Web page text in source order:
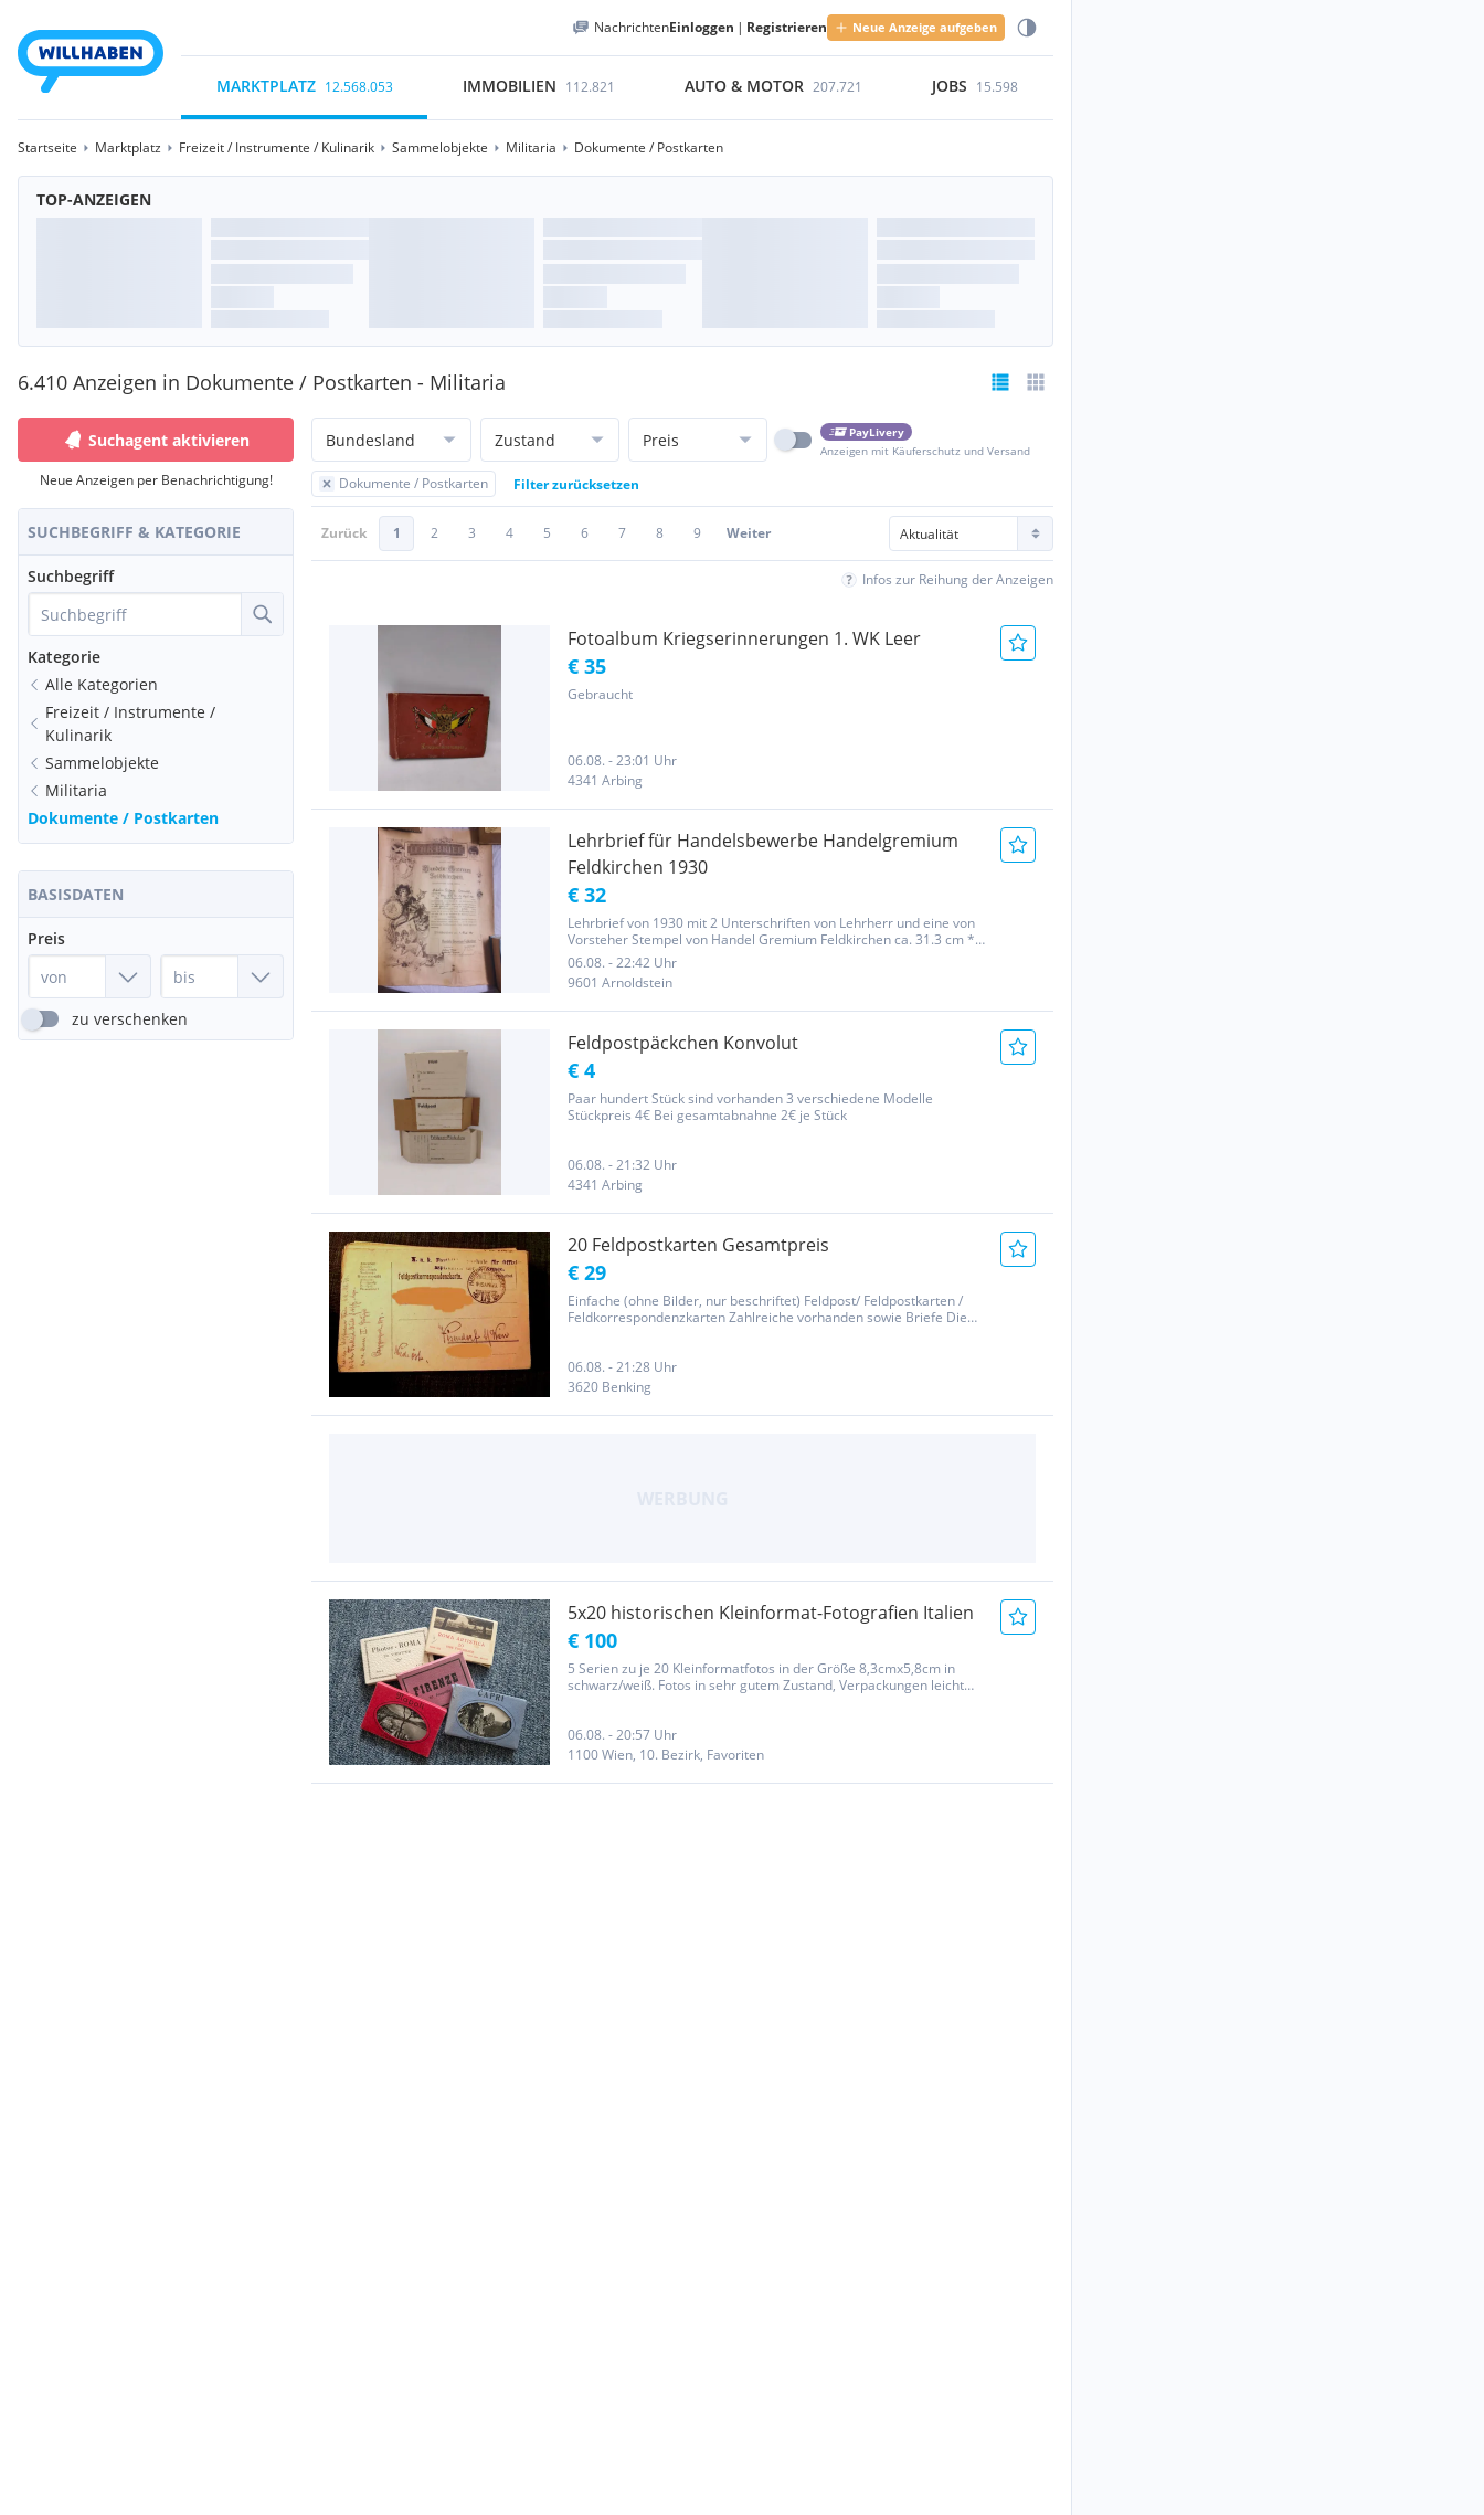
NachrichtenEinloggen | Registrieren Neue Anzeige aufgeben
MARKTPLATZ 12.568.053 IMMOBILIEN 112.821 AUTO & MOTOR 207.721 JOBS 15.598
Startseite Marktplatz Freizeit / Instrumente / Kulinarik Sammelobjekte Militaria Dokumente / Postkarten
TOP-ANZEIGEN
6.410 Anzeigen in Dokumente / Postkarten - Militaria
Suchagent aktivieren
Neue Anzeigen per Benachrichtigung!
SUCHBEGRIFF & KATEGORIE
Suchbegriff
Kategorie
Alle Kategorien
Freizeit / Instrumente /
Kulinarik
Sammelobjekte
Militaria
Dokumente / Postkarten
BASISDATEN
Preis
zu verschenken
Bundesland Zustand Preis
PayLivery
Anzeigen mit Käuferschutz und Versand
Dokumente / Postkarten Filter zurücksetzen
Zurück 1 2 3 4 5 6 7 8 9 Weiter
Infos zur Reihung der Anzeigen
Fotoalbum Kriegserinnerungen 1. WK Leer
€ 35
Gebraucht
06.08. - 23:01 Uhr
4341 Arbing
Lehrbrief für Handelsbewerbe Handelgremium
Feldkirchen 1930
€ 32
Lehrbrief von 1930 mit 2 Unterschriften von Lehrherr und eine von
Vorsteher Stempel von Handel Gremium Feldkirchen ca. 31.3 cm *
ca. 42 cm groß Dieses Dokument ist gerollt Der Versand für
innerhalb Österreich kostet 5 Euro Keine Garantie, Haftung,...
06.08. - 22:42 Uhr
9601 Arnoldstein
Feldpostpäckchen Konvolut
€ 4
Paar hundert Stück sind vorhanden 3 verschiedene Modelle
Stückpreis 4€ Bei gesamtabnahne 2€ je Stück
06.08. - 21:32 Uhr
4341 Arbing
20 Feldpostkarten Gesamtpreis
€ 29
Einfache (ohne Bilder, nur beschriftet) Feldpost/ Feldpostkarten /
Feldkorrespondenzkarten Zahlreiche vorhanden sowie Briefe Die
06.08. - 21:28 Uhr
3620 Benking
5x20 historischen Kleinformat-Fotografien Italien
€ 100
5 Serien zu je 20 Kleinformatfotos in der Größe 8,3cmx5,8cm in
schwarz/weiß. Fotos in sehr gutem Zustand, Verpackungen leicht
06.08. - 20:57 Uhr
1100 Wien, 10. Bezirk, Favoriten